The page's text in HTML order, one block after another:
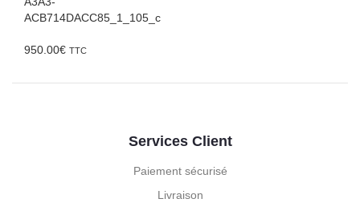
950.00€ TTC
Services Client
Paiement sécurisé
Livraison